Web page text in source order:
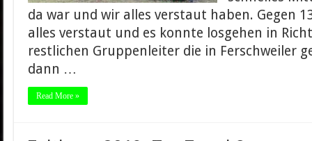
da war und wir alles verstaut haben. Gegen
alles verstaut und es konnte losgehen in
restlichen Gruppenleiter die in Ferschweiler
dann …
Read More »